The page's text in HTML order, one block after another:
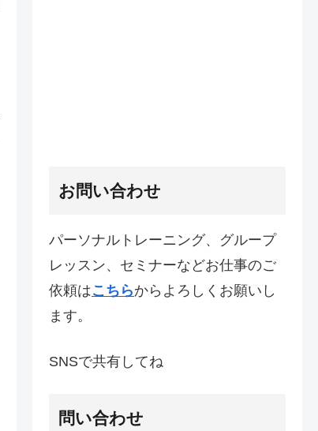
お問い合わせ
パーソナルトレーニング、グループ
レッスン、セミナーなどお仕事のご
依頼はこちらからよろしくお願いし
ます。
SNSで共有してね
問い合わせ